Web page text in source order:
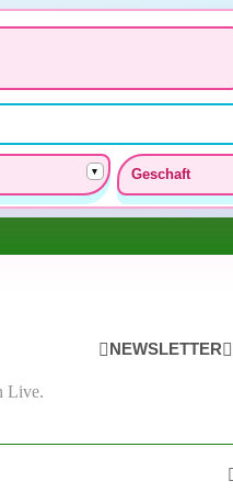
▾ Geschaft
Live.
NEWSLETTER